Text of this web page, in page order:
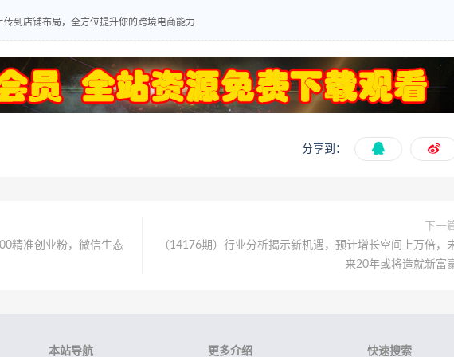
到店铺布局，全方位提升你的跨境电商能力
分享到：
精准创业粉，微信生态
下一
（14176期）行业分析揭示新机遇，预计增长空间上万倍，
来20年或将造就新富
本站导航 更多介绍 快速搜索